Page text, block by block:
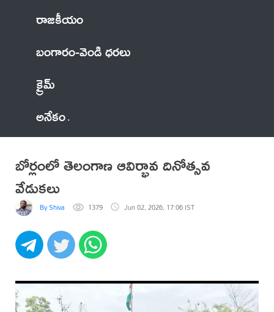
రాజకీయం
బంగారం-వెండి ధరలు
క్రైమ్
అనేకం
బోర్లంలో తెలంగాణ ఆవిర్భావ దినోత్సవ
వేడుకలు
By Shiva 1379 Jun 02, 2026, 17:06 IST